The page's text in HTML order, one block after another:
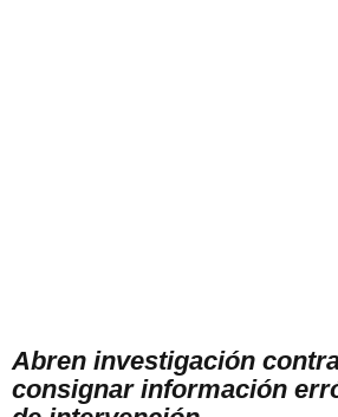
Abren investigación
consignar información